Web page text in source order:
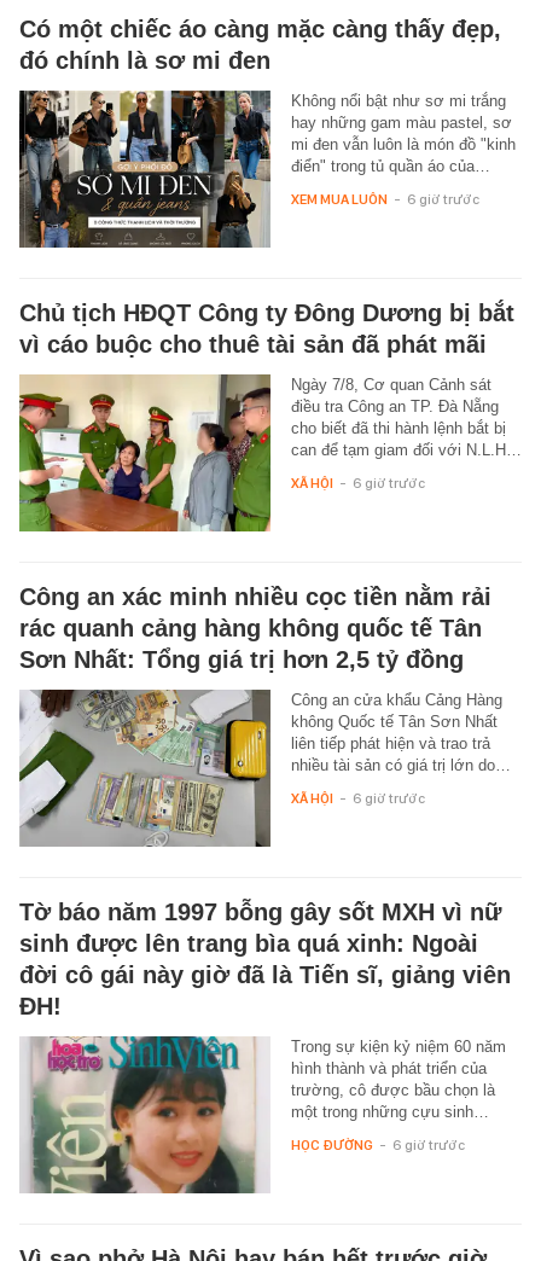
Có một chiếc áo càng mặc càng thấy đẹp,
đó chính là sơ mi đen
Không nổi bật như sơ mi trắng
hay những gam màu pastel, sơ
mi đen vẫn luôn là món đồ "kinh
điển" trong tủ quần áo của…
XEM MUA LUÔN - 6 giờ trước
Chủ tịch HĐQT Công ty Đông Dương bị bắt
vì cáo buộc cho thuê tài sản đã phát mãi
Ngày 7/8, Cơ quan Cảnh sát
điều tra Công an TP. Đà Nẵng
cho biết đã thi hành lệnh bắt bị
can để tạm giam đối với N.L.H…
XÃ HỘI - 6 giờ trước
Công an xác minh nhiều cọc tiền nằm rải
rác quanh cảng hàng không quốc tế Tân
Sơn Nhất: Tổng giá trị hơn 2,5 tỷ đồng
Công an cửa khẩu Cảng Hàng
không Quốc tế Tân Sơn Nhất
liên tiếp phát hiện và trao trả
nhiều tài sản có giá trị lớn do…
XÃ HỘI - 6 giờ trước
Tờ báo năm 1997 bỗng gây sốt MXH vì nữ
sinh được lên trang bìa quá xinh: Ngoài
đời cô gái này giờ đã là Tiến sĩ, giảng viên
ĐH!
Trong sự kiện kỷ niệm 60 năm
hình thành và phát triển của
trường, cô được bầu chọn là
một trong những cựu sinh…
HỌC ĐƯỜNG - 6 giờ trước